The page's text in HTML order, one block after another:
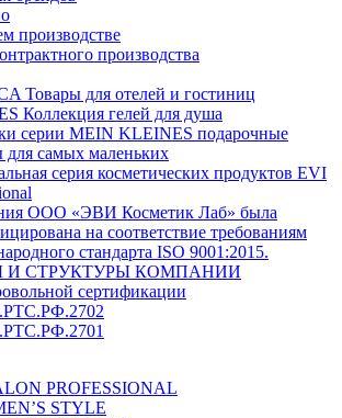
производстве
производства
Товары для отелей и гостиниц
Коллекция гелей для душа
серии MEIN KLEINES подарочные
для самых маленьких
серия косметических продуктов EVI
ООО «ЭВИ Косметик Лаб» была
на соответствие требованиям
стандарта ISO 9001:2015.
И СТРУКТУРЫ КОМПАНИИ
сертификации
PROFESSIONAL
STYLE